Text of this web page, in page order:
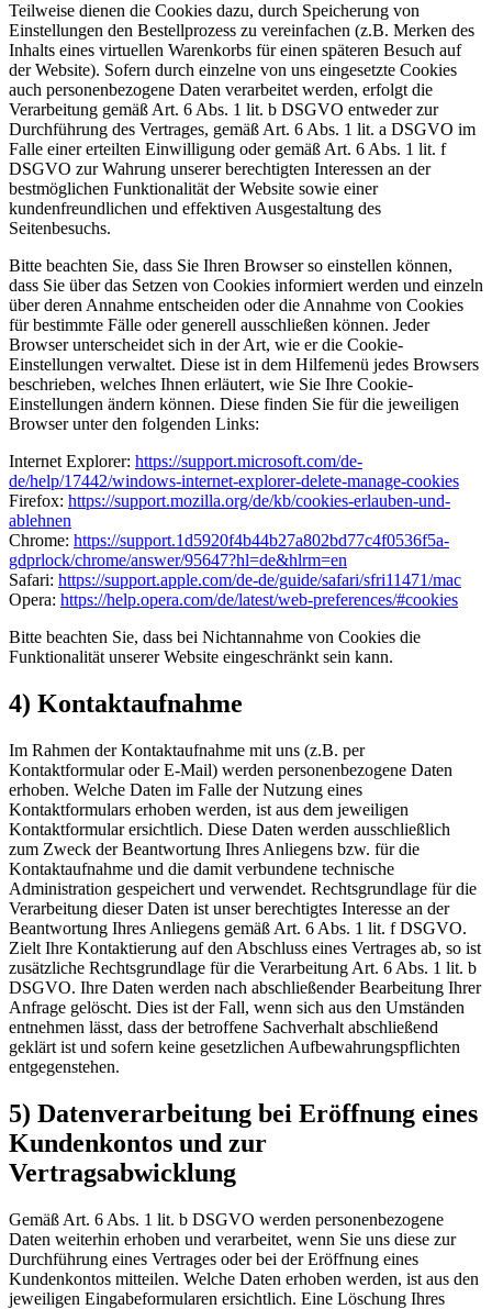
Teilweise dienen die Cookies dazu, durch Speicherung von
Einstellungen den Bestellprozess zu vereinfachen (z.B. Merken des
Inhalts eines virtuellen Warenkorbs für einen späteren Besuch auf
der Website). Sofern durch einzelne von uns eingesetzte Cookies
auch personenbezogene Daten verarbeitet werden, erfolgt die
Verarbeitung gemäß Art. 6 Abs. 1 lit. b DSGVO entweder zur
Durchführung des Vertrages, gemäß Art. 6 Abs. 1 lit. a DSGVO im
Falle einer erteilten Einwilligung oder gemäß Art. 6 Abs. 1 lit. f
DSGVO zur Wahrung unserer berechtigten Interessen an der
bestmöglichen Funktionalität der Website sowie einer
kundenfreundlichen und effektiven Ausgestaltung des
Seitenbesuchs.
Bitte beachten Sie, dass Sie Ihren Browser so einstellen können,
dass Sie über das Setzen von Cookies informiert werden und einzeln
über deren Annahme entscheiden oder die Annahme von Cookies
für bestimmte Fälle oder generell ausschließen können. Jeder
Browser unterscheidet sich in der Art, wie er die Cookie-
Einstellungen verwaltet. Diese ist in dem Hilfemenü jedes Browsers
beschrieben, welches Ihnen erläutert, wie Sie Ihre Cookie-
Einstellungen ändern können. Diese finden Sie für die jeweiligen
Browser unter den folgenden Links:
Internet Explorer: https://support.microsoft.com/de-
de/help/17442/windows-internet-explorer-delete-manage-cookies
Firefox: https://support.mozilla.org/de/kb/cookies-erlauben-und-
ablehnen
Chrome: https://support.1d5920f4b44b27a802bd77c4f0536f5a-
gdprlock/chrome/answer/95647?hl=de&hlrm=en
Safari: https://support.apple.com/de-de/guide/safari/sfri11471/mac
Opera: https://help.opera.com/de/latest/web-preferences/#cookies
Bitte beachten Sie, dass bei Nichtannahme von Cookies die
Funktionalität unserer Website eingeschränkt sein kann.
4) Kontaktaufnahme
Im Rahmen der Kontaktaufnahme mit uns (z.B. per
Kontaktformular oder E-Mail) werden personenbezogene Daten
erhoben. Welche Daten im Falle der Nutzung eines
Kontaktformulars erhoben werden, ist aus dem jeweiligen
Kontaktformular ersichtlich. Diese Daten werden ausschließlich
zum Zweck der Beantwortung Ihres Anliegens bzw. für die
Kontaktaufnahme und die damit verbundene technische
Administration gespeichert und verwendet. Rechtsgrundlage für die
Verarbeitung dieser Daten ist unser berechtigtes Interesse an der
Beantwortung Ihres Anliegens gemäß Art. 6 Abs. 1 lit. f DSGVO.
Zielt Ihre Kontaktierung auf den Abschluss eines Vertrages ab, so ist
zusätzliche Rechtsgrundlage für die Verarbeitung Art. 6 Abs. 1 lit. b
DSGVO. Ihre Daten werden nach abschließender Bearbeitung Ihrer
Anfrage gelöscht. Dies ist der Fall, wenn sich aus den Umständen
entnehmen lässt, dass der betroffene Sachverhalt abschließend
geklärt ist und sofern keine gesetzlichen Aufbewahrungspflichten
entgegenstehen.
5) Datenverarbeitung bei Eröffnung eines
Kundenkontos und zur
Vertragsabwicklung
Gemäß Art. 6 Abs. 1 lit. b DSGVO werden personenbezogene
Daten weiterhin erhoben und verarbeitet, wenn Sie uns diese zur
Durchführung eines Vertrages oder bei der Eröffnung eines
Kundenkontos mitteilen. Welche Daten erhoben werden, ist aus den
jeweiligen Eingabeformularen ersichtlich. Eine Löschung Ihres